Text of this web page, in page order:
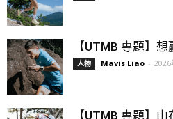
【UTMB 專題】
人物 Mavis Liao - 2026
【UTMB 專題】